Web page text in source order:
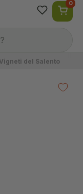
0
del Salento